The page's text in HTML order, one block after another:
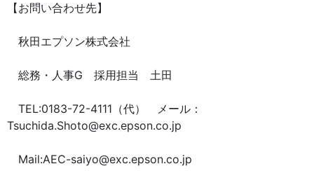
【お問い合わせ先】
秋田エプソン株式会社
総務・人事G 採用担当 土田
TEL:0183-72-4111（代） メール：
Tsuchida.Shoto@exc.epson.co.jp
Mail:AEC-saiyo@exc.epson.co.jp